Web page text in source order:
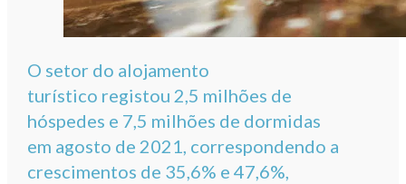
O setor do alojamento
turístico registou 2,5 milhões de
hóspedes e 7,5 milhões de dormidas
em agosto de 2021, correspondendo a
crescimentos de 35,6% e 47,6%,